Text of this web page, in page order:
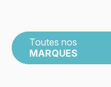
Toutes nos
MARQUES